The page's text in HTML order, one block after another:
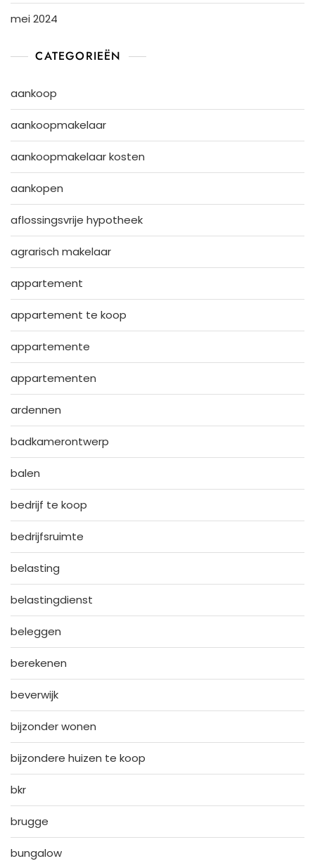
mei 2024
CATEGORIEËN
aankoop
aankoopmakelaar
aankoopmakelaar kosten
aankopen
aflossingsvrije hypotheek
agrarisch makelaar
appartement
appartement te koop
appartemente
appartementen
ardennen
badkamerontwerp
balen
bedrijf te koop
bedrijfsruimte
belasting
belastingdienst
beleggen
berekenen
beverwijk
bijzonder wonen
bijzondere huizen te koop
bkr
brugge
bungalow